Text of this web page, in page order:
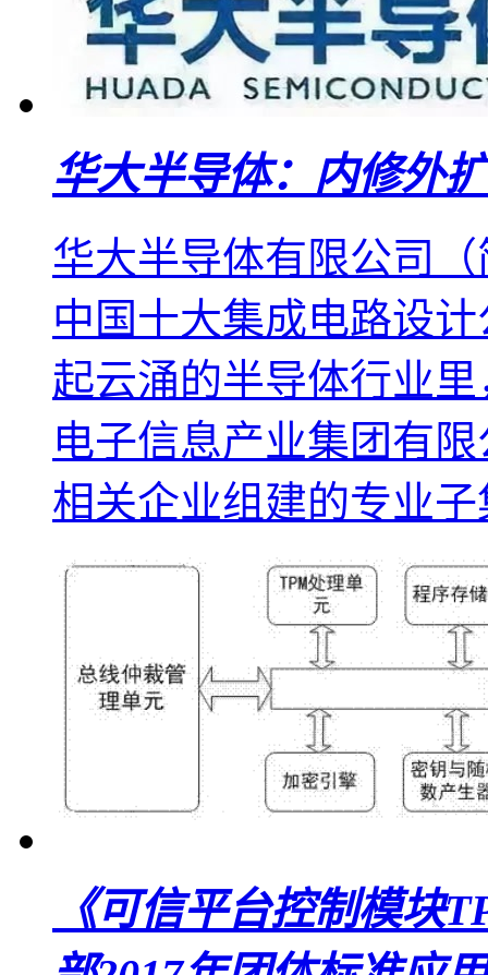
华大半导体：内修外
华大半导体有限公司
中国十大集成电路设
起云涌的半导体行业
电子信息产业集团有
相关企业组建的专业子
《可信平台控制模块